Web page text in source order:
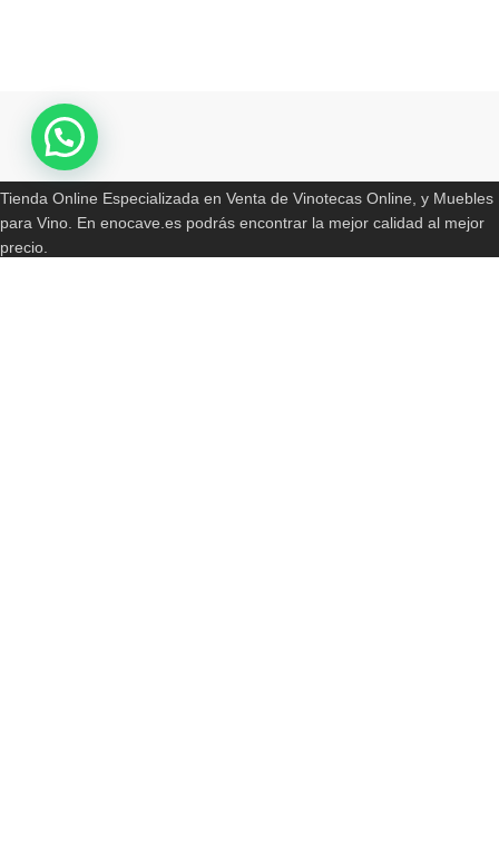
Read More
ENOCAVE.ES
Tienda Online Especializada en Venta de Vinotecas Online, y Muebles
para Vino. En enocave.es podrás encontrar la mejor calidad al mejor
precio.